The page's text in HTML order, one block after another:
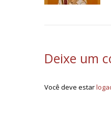
Deixe um
Você deve estar